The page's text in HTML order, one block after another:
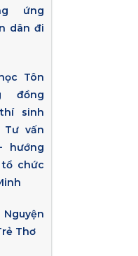
ứng
dân đi
Tôn
đồng
sinh
Tư vấn
hướng
tổ chức
Thơ